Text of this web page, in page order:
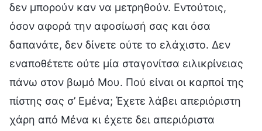
δεν μπορούν καν να μετρηθούν. Εντούτοις,
όσον αφορά την αφοσίωσή σας και όσα
δαπανάτε, δεν δίνετε ούτε το ελάχιστο. Δεν
εναποθέτετε ούτε μία σταγονίτσα ειλικρίνειας
πάνω στον βωμό Μου. Πού είναι οι καρποί της
πίστης σας σ’ Εμένα; Έχετε λάβει απεριόριστη
χάρη από Μένα κι έχετε δει απεριόριστα